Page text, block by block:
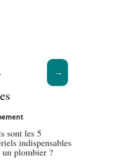
sont les 5
indispensables
un plombier ?